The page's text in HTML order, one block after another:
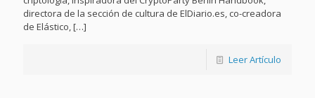
directora de la sección de cultura de ElDiario.es, co-creadora
de Elástico,[…]
Leer Artículo